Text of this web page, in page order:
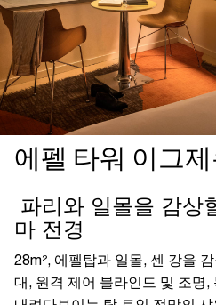
에펠 타워 이그
파리와 일몰을 감상
마 전경
28m², 에펠탑과 일몰, 센 강을
대, 원격 제어 블라인드 및 조명,
월 화 수
2 3 5
9
10 11 12
16 17 18 19
23 24 25 26